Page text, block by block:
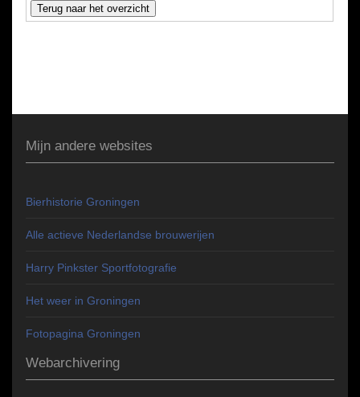
Mijn andere websites
Bierhistorie Groningen
Alle actieve Nederlandse brouwerijen
Harry Pinkster Sportfotografie
Het weer in Groningen
Fotopagina Groningen
Webarchivering